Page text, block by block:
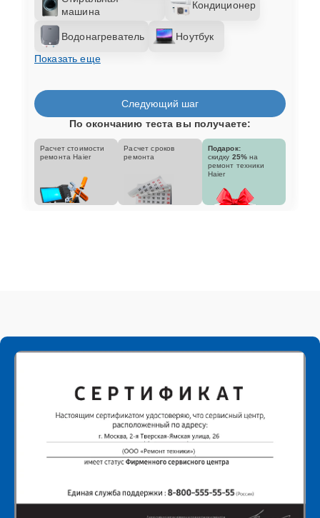
машина
Кондиционер
Водонагреватель
Ноутбук
Показать еще
Следующий шаг
По окончанию теста вы получаете:
Расчет стоимости
ремонта Haier
Расчет сроков
ремонта
Подарок:
скидку 25% на
ремонт техники
Haier